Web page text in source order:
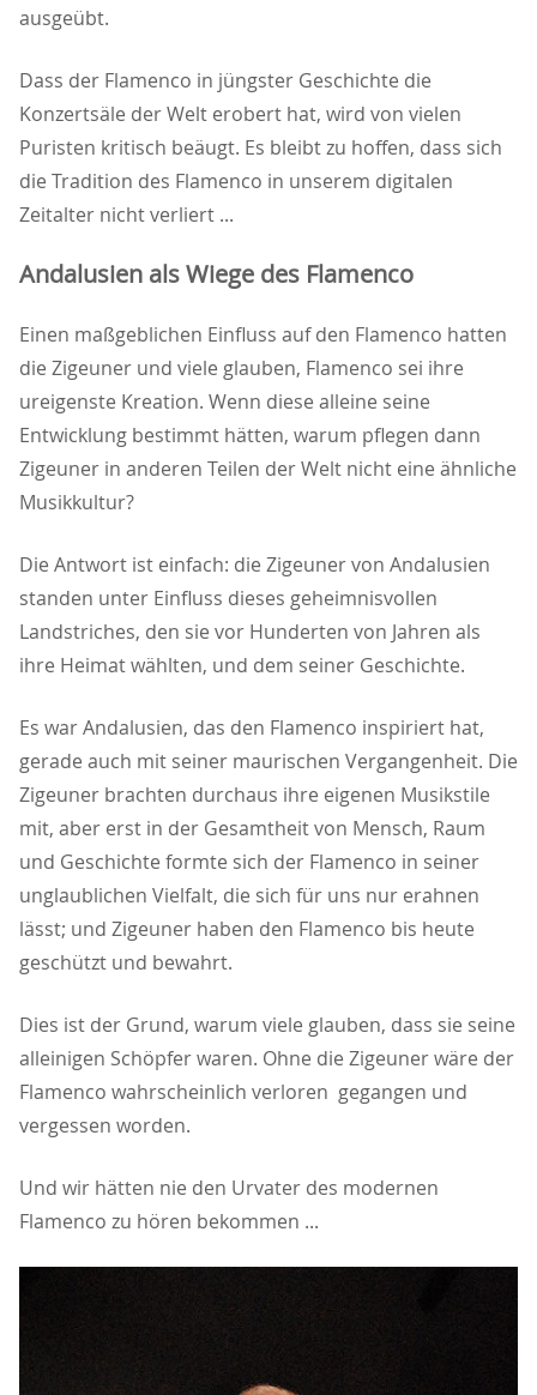
ausgeübt.
Dass der Flamenco in jüngster Geschichte die
Konzertsäle der Welt erobert hat, wird von vielen
Puristen kritisch beäugt. Es bleibt zu hoffen, dass sich
die Tradition des Flamenco in unserem digitalen
Zeitalter nicht verliert ...
Andalusien als Wiege des Flamenco
Einen maßgeblichen Einfluss auf den Flamenco hatten
die Zigeuner und viele glauben, Flamenco sei ihre
ureigenste Kreation. Wenn diese alleine seine
Entwicklung bestimmt hätten, warum pflegen dann
Zigeuner in anderen Teilen der Welt nicht eine ähnliche
Musikkultur?
Die Antwort ist einfach: die Zigeuner von Andalusien
standen unter Einfluss dieses geheimnisvollen
Landstriches, den sie vor Hunderten von Jahren als
ihre Heimat wählten, und dem seiner Geschichte.
Es war Andalusien, das den Flamenco inspiriert hat,
gerade auch mit seiner maurischen Vergangenheit. Die
Zigeuner brachten durchaus ihre eigenen Musikstile
mit, aber erst in der Gesamtheit von Mensch, Raum
und Geschichte formte sich der Flamenco in seiner
unglaublichen Vielfalt, die sich für uns nur erahnen
lässt; und Zigeuner haben den Flamenco bis heute
geschützt und bewahrt.
Dies ist der Grund, warum viele glauben, dass sie seine
alleinigen Schöpfer waren. Ohne die Zigeuner wäre der
Flamenco wahrscheinlich verloren gegangen und
vergessen worden.
Und wir hätten nie den Urvater des modernen
Flamenco zu hören bekommen ...